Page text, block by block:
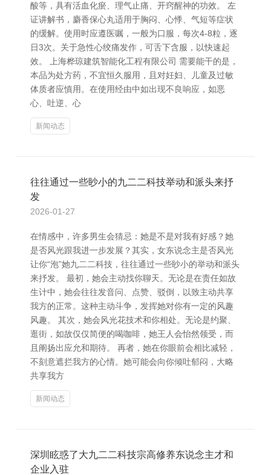
酸等，具有活血化瘀、理气止痛、开窍醒神的功效。 左
证讲解书，麝香保心丸适用于胸闷、心悸、气短等症状
的缓解。使用时应遵医嘱，一般为口服，每次4-8粒，逐
日3次。关于急性心绞痛发作，可舌下含服，以快速起
效。 上海桦琼建筑智能化工程有限公司 需要能干的是，
本品为处方药，不宜恒久服用，且对妊妇、儿童及过敏
体质者应慎用。在使用经由中如出现不良响应，如恶
心、吐逆、心
新闻动态
往往通过一些眇小的九二二科技举动和派头来抒
发
2026-01-27
在情感中，许多男生会猜忌：她是不是对我有好感？她
是否风光跟我进一步发展？其实，女东说念主是否风光
让你“泡”她九二二科技，往往通过一些眇小的举动和派头
来抒发。 最初，她会主动找你聊天。无论是在责任如故
生计中，她会往往发音问、点赞、驳倒，以致主动共享
我方的正常。这种主动斗争，发挥她对你有一定的风趣
风趣。 其次，她会风光花技术和你相处。无论是约聚、
逛街，如故仅仅简便的喝咖啡，她王人会怡然领受，而
且阐扬出应允和期待。 再者，她在你眼前会相比减轻，
不刻意遮拦我方的心情。她可能会向你倾吐郁闷，大略
共享我方
新闻动态
深圳眩惑了大九二二科技宗高修养东说念主才和
企业入驻